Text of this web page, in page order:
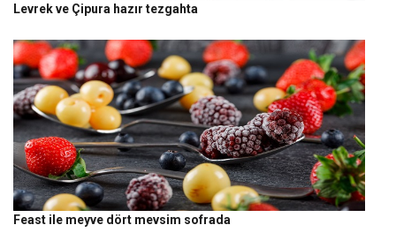
Levrek ve Çipura hazır tezgahta
Feast ile meyve dört mevsim sofrada